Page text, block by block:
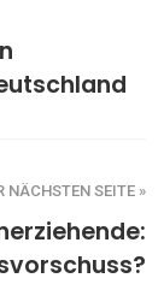
NÄCHSTEN SEITE »